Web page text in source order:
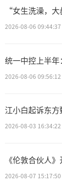
展。”
“女生洗澡，
2026-08-06 09:44:37
统一中控上半
2026-08-06 09:56:12
江小白起诉东
2026-08-03 16:34:22
《伦敦合伙人
2026-08-07 15:17:50